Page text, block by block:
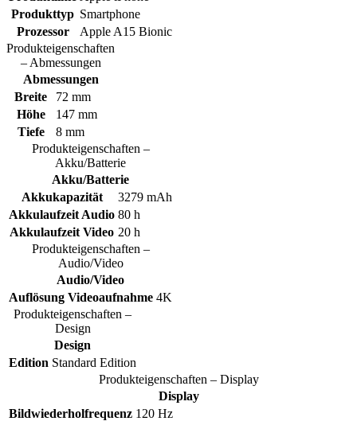
Produkttyp Smartphone
Prozessor
Apple A15 Bionic
Produkteigenschaften
– Abmessungen
Abmessungen
Breite
72 mm
Höhe
147 mm
Tiefe
8 mm
Produkteigenschaften –
Akku/Batterie
Akku/Batterie
Akkukapazität
3279 mAh
Akkulaufzeit Audio 80 h
Akkulaufzeit Video 20 h
Produkteigenschaften –
Audio/Video
Audio/Video
Auflösung Videoaufnahme 4K
Produkteigenschaften –
Design
Design
Edition Standard Edition
Produkteigenschaften – Display
Display
Bildwiederholfrequenz 120 Hz